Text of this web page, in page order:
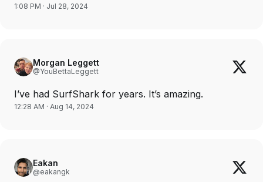
1:08 PM · Jul 28, 2024
Morgan Leggett
@YouBettaLeggett
I’ve had SurfShark for years. It’s amazing.
12:28 AM · Aug 14, 2024
Eakan
@eakangk